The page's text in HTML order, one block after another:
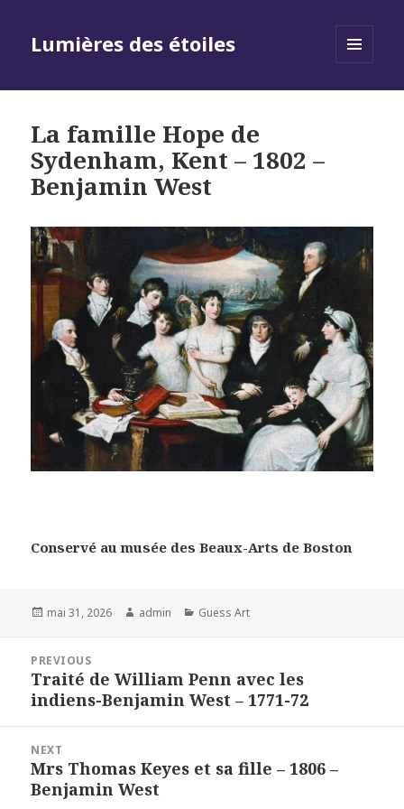
Lumières des étoiles
La famille Hope de
Sydenham, Kent – 1802 –
Benjamin West
Conservé au musée des Beaux-Arts de Boston
Posted
mai 31, 2026 Author
admin Categories
Guess Art
l’article
PREVIOUS
Previous
post:
Traité de William Penn avec les
indiens-Benjamin West – 1771-72
NEXT
Next
post:
Mrs Thomas Keyes et sa fille – 1806 –
Benjamin West